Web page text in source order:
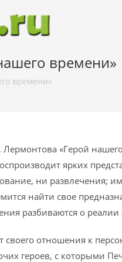
времени»
времени»
«Герой
ярких
ни развлечения;
найти свое
разбиваются о
отношения к
героев, с которыми